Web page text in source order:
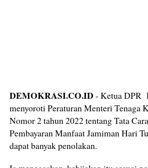
DEMOKRASI.CO.ID - Ketua DPR
menyoroti Peraturan Menteri Tenaga
Nomor 2 tahun 2022 tentang Tata
Pembayaran Manfaat Jamiman Hari
dapat banyak penolakan.